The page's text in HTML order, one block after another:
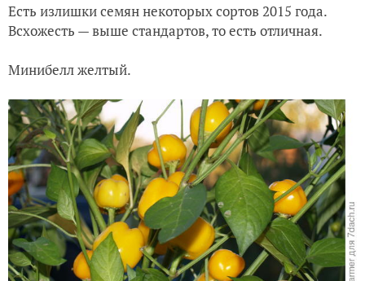
Есть излишки семян некоторых сортов 2015 года.
Всхожесть — выше стандартов, то есть отличная.
Минибелл желтый.